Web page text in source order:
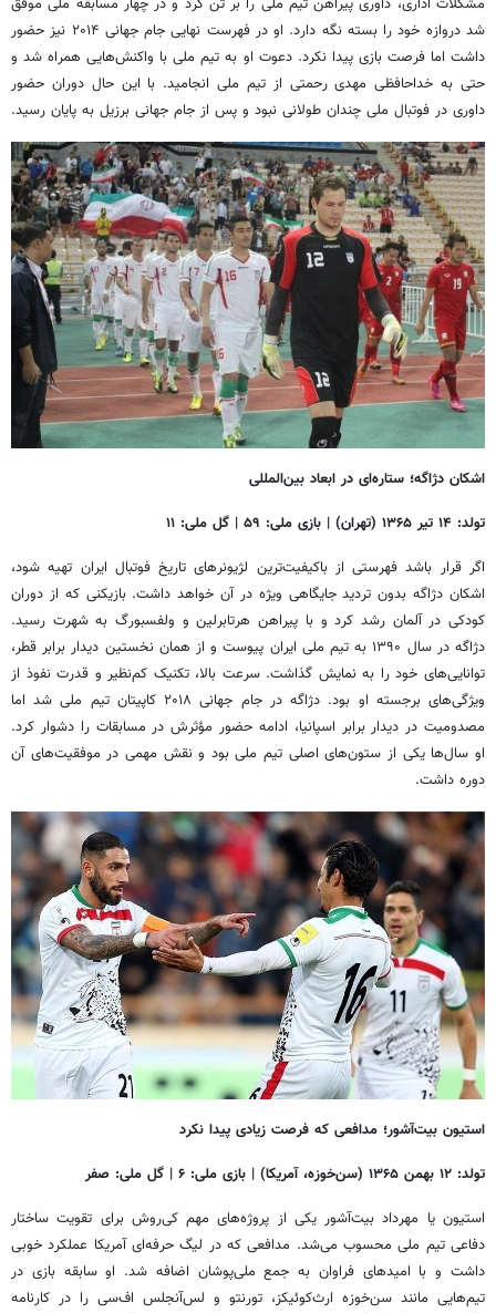
شد دروازه خود را بسته نگه دارد. او در فهرست نهایی جام جهانی ۲۰۱۴ نیز حضور
داشت اما فرصت بازی پیدا نکرد. دعوت او به تیم ملی با واکنش‌هایی همراه شد و
حتی به خداحافظی مهدی رحمتی از تیم ملی انجامید. با این حال دوران حضور
داوری در فوتبال ملی چندان طولانی نبود و پس از جام جهانی برزیل به پایان رسید.
اشکان دژاگه؛ ستاره‌ای در ابعاد بین‌المللی
تولد: ۱۴ تیر ۱۳۶۵ (تهران) | بازی ملی: ۵۹ | گل ملی: ۱۱
اگر قرار باشد فهرستی از باکیفیت‌ترین لژیونرهای تاریخ فوتبال ایران تهیه شود،
اشکان دژاگه بدون تردید جایگاهی ویژه در آن خواهد داشت. بازیکنی که از دوران
کودکی در آلمان رشد کرد و با پیراهن هرتابرلین و ولفسبورگ به شهرت رسید.
دژاگه در سال ۱۳۹۰ به تیم ملی ایران پیوست و از همان نخستین دیدار برابر قطر،
توانایی‌های خود را به نمایش گذاشت. سرعت بالا، تکنیک کم‌نظیر و قدرت نفوذ از
ویژگی‌های برجسته او بود. دژاگه در جام جهانی ۲۰۱۸ کاپیتان تیم ملی شد اما
مصدومیت در دیدار برابر اسپانیا، ادامه حضور مؤثرش در مسابقات را دشوار کرد.
او سال‌ها یکی از ستون‌های اصلی تیم ملی بود و نقش مهمی در موفقیت‌های آن
دوره داشت.
استیون بیت‌آشور؛ مدافعی که فرصت زیادی پیدا نکرد
تولد: ۱۲ بهمن ۱۳۶۵ (سن‌خوزه، آمریکا) | بازی ملی: ۶ | گل ملی: صفر
استیون یا مهرداد بیت‌آشور یکی از پروژه‌های مهم کی‌روش برای تقویت ساختار
دفاعی تیم ملی محسوب می‌شد. مدافعی که در لیگ حرفه‌ای آمریکا عملکرد خوبی
داشت و با امیدهای فراوان به جمع ملی‌پوشان اضافه شد. او سابقه بازی در
تیم‌هایی مانند سن‌خوزه ارث‌کوئیکز، تورنتو و لس‌آنجلس اف‌سی را در کارنامه